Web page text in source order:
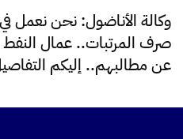
وكالة الأناضول: نحن نعمل
صرف المرتبات.. عمال النفط
عن مطالبهم.. إليكم